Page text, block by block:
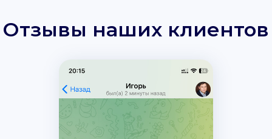
Отзывы наших клиентов